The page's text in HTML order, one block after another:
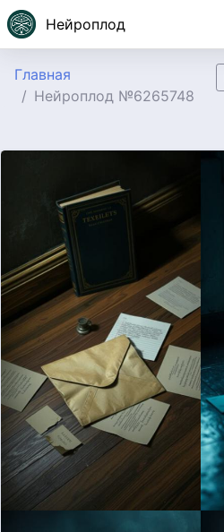
Нейроплод
Главная
Нейроплод №6265748